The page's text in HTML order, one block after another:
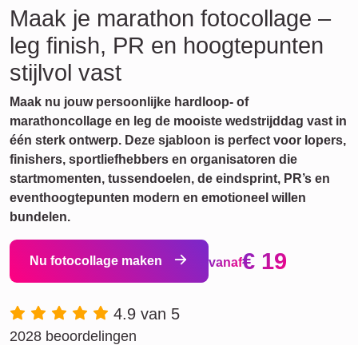
Maak je marathon fotocollage –
leg finish, PR en hoogtepunten
stijlvol vast
Maak nu jouw persoonlijke hardloop- of
marathoncollage en leg de mooiste wedstrijddag vast in
één sterk ontwerp. Deze sjabloon is perfect voor lopers,
finishers, sportliefhebbers en organisatoren die
startmomenten, tussendoelen, de eindsprint, PR’s en
eventhoogtepunten modern en emotioneel willen
bundelen.
Nu fotocollage maken vanaf€ 19
4.9 van 5
2028 beoordelingen